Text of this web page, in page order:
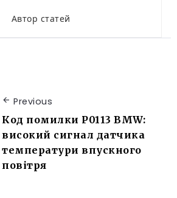
Автор статей
Previous
Код помилки P0113 BMW:
високий сигнал датчика
температури впускного
повітря